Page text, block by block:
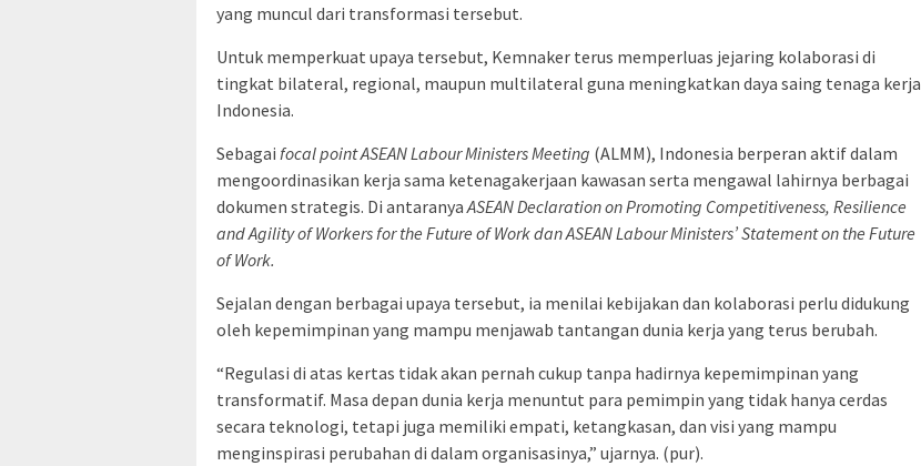
yang muncul dari transformasi tersebut.
Untuk memperkuat upaya tersebut, Kemnaker terus memperluas jejaring kolaborasi di
tingkat bilateral, regional, maupun multilateral guna meningkatkan daya saing tenaga kerja
Indonesia.
Sebagai focal point ASEAN Labour Ministers Meeting (ALMM), Indonesia berperan aktif dalam
mengoordinasikan kerja sama ketenagakerjaan kawasan serta mengawal lahirnya berbagai
dokumen strategis. Di antaranyaASEAN Declaration on Promoting Competitiveness, Resilience
and Agility of Workers for the Future of Work dan ASEAN Labour Ministers’ Statement on the Future
of Work.
Sejalan dengan berbagai upaya tersebut, ia menilai kebijakan dan kolaborasi perlu didukung
oleh kepemimpinan yang mampu menjawab tantangan dunia kerja yang terus berubah.
“Regulasi di atas kertas tidak akan pernah cukup tanpa hadirnya kepemimpinan yang
transformatif. Masa depan dunia kerja menuntut para pemimpin yang tidak hanya cerdas
secara teknologi, tetapi juga memiliki empati, ketangkasan, dan visi yang mampu
menginspirasi perubahan di dalam organisasinya,” ujarnya. (pur).